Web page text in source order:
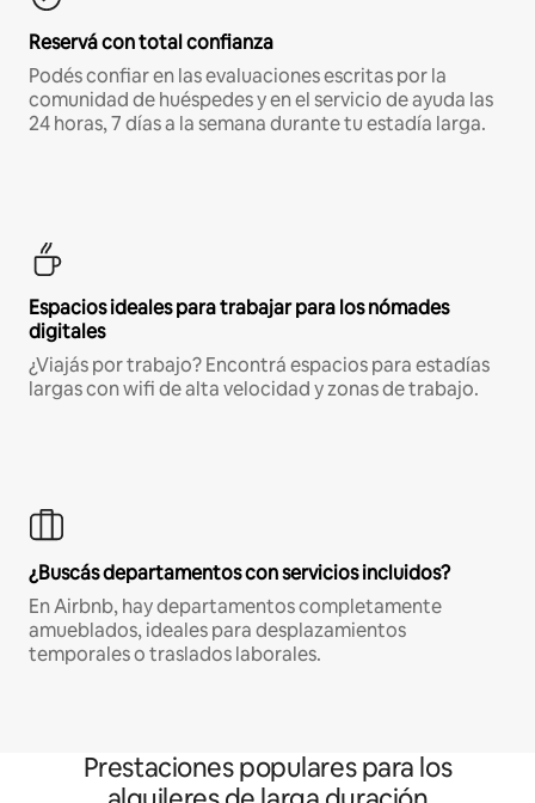
Reservá con total confianza
Podés confiar en las evaluaciones escritas por la
comunidad de huéspedes y en el servicio de ayuda las
24 horas, 7 días a la semana durante tu estadía larga.
Espacios ideales para trabajar para los nómades
digitales
¿Viajás por trabajo? Encontrá espacios para estadías
largas con wifi de alta velocidad y zonas de trabajo.
¿Buscás departamentos con servicios incluidos?
En Airbnb, hay departamentos completamente
amueblados, ideales para desplazamientos
temporales o traslados laborales.
Prestaciones populares para los